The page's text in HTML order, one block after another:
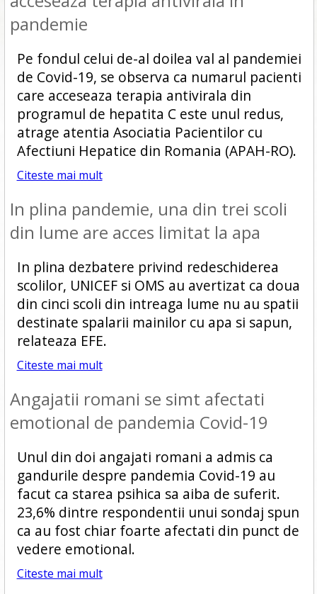
pandemie
Pe fondul celui de-al doilea val al pandemiei
de Covid-19, se observa ca numarul pacienti
care acceseaza terapia antivirala din
programul de hepatita C este unul redus,
atrage atentia Asociatia Pacientilor cu
Afectiuni Hepatice din Romania (APAH-RO).
Citeste mai mult
In plina pandemie, una din trei scoli
din lume are acces limitat la apa
In plina dezbatere privind redeschiderea
scolilor, UNICEF si OMS au avertizat ca doua
din cinci scoli din intreaga lume nu au spatii
destinate spalarii mainilor cu apa si sapun,
relateaza EFE.
Citeste mai mult
Angajatii romani se simt afectati
emotional de pandemia Covid-19
Unul din doi angajati romani a admis ca
gandurile despre pandemia Covid-19 au
facut ca starea psihica sa aiba de suferit.
23,6% dintre respondentii unui sondaj spun
ca au fost chiar foarte afectati din punct de
vedere emotional.
Citeste mai mult